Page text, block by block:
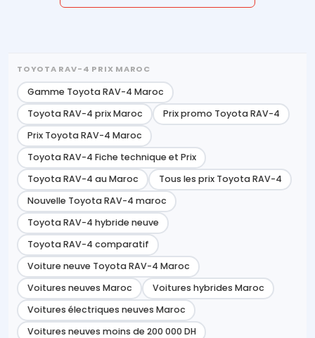
TOYOTA RAV-4 PRIX MAROC
Gamme Toyota RAV-4 Maroc
Toyota RAV-4 prix Maroc
Prix promo Toyota RAV-4
Prix Toyota RAV-4 Maroc
Toyota RAV-4 Fiche technique et Prix
Toyota RAV-4 au Maroc
Tous les prix Toyota RAV-4
Nouvelle Toyota RAV-4 maroc
Toyota RAV-4 hybride neuve
Toyota RAV-4 comparatif
Voiture neuve Toyota RAV-4 Maroc
Voitures neuves Maroc
Voitures hybrides Maroc
Voitures électriques neuves Maroc
Voitures neuves moins de 200 000 DH